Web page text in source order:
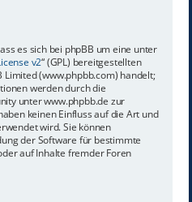
es sich bei phpBB um eine unter
v2“ (GPL) bereitgestellten
Limited (www.phpbb.com) handelt;
werden durch die
unter www.phpbb.de zur
keinen Einfluss auf die Art und
wird. Sie können
der Software für bestimmte
auf Inhalte fremder Foren